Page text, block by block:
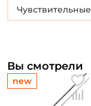
Чувствительные
Вы смотрели
new